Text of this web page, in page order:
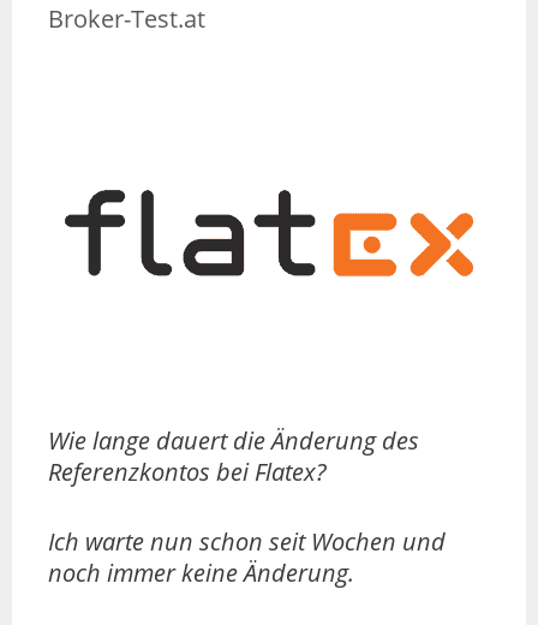
Broker-Test.at
Wie lange dauert die Änderung des
Referenzkontos bei Flatex?
Ich warte nun schon seit Wochen und
noch immer keine Änderung.